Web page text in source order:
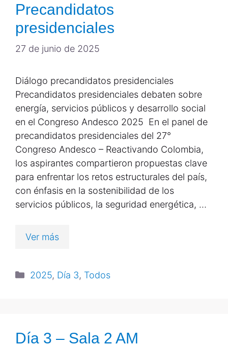
Precandidatos
presidenciales
27 de junio de 2025
Diálogo precandidatos presidenciales
Precandidatos presidenciales debaten sobre
energía, servicios públicos y desarrollo social
en el Congreso Andesco 2025 En el panel de
precandidatos presidenciales del 27°
Congreso Andesco – Reactivando Colombia,
los aspirantes compartieron propuestas clave
para enfrentar los retos estructurales del país,
con énfasis en la sostenibilidad de los
servicios públicos, la seguridad energética, …
Ver más
2025, Día 3, Todos
Día 3 – Sala 2 AM